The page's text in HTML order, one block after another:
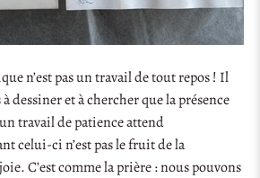
n’est pas un travail de tout repos ! Il
dessiner et à chercher que la présence
travail de patience attend
celui-ci n’est pas le fruit de la
C’est comme la prière : nous pouvons